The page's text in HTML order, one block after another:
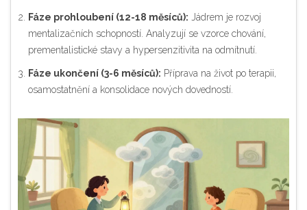
Fáze prohloubení (12-18 měsíců): Jádrem je rozvoj
mentalizačních schopností. Analyzují se vzorce chování,
prementalistické stavy a hypersenzitivita na odmítnutí.
Fáze ukončení (3-6 měsíců): Příprava na život po terapii,
osamostatnění a konsolidace nových dovedností.